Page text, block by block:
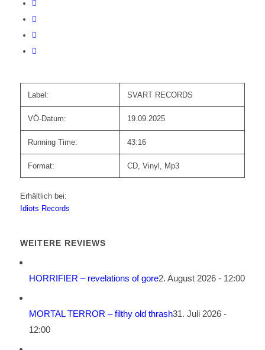
Label: SVART RECORDS
VÖ-Datum: 19.09.2025
Running Time: 43:16
Format: CD, Vinyl, Mp3
Erhältlich bei:
Idiots Records
WEITERE REVIEWS
HORRIFIER – revelations of gore2. August 2026 - 12:00
MORTAL TERROR – filthy old thrash31. Juli 2026 -
12:00